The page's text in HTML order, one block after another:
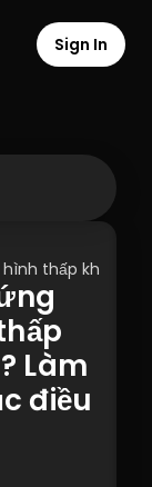
Sign In
cần
Email
thiết bị
thấp khi
Làm
điều